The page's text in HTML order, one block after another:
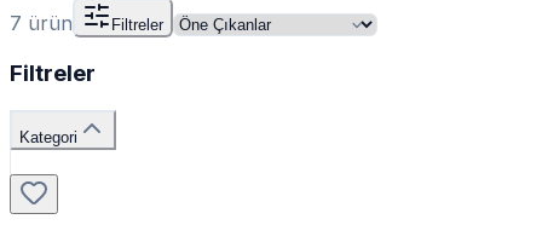
7 ürün Filtreler
Filtreler
Kategori